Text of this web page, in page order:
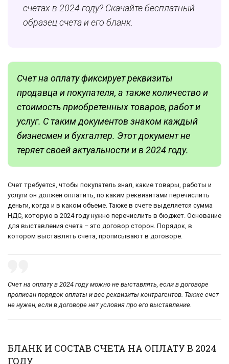
счетах в 2024 году? Скачайте бесплатный
образец счета и его бланк.
Счет на оплату фиксирует реквизиты
продавца и покупателя, а также количество и
стоимость приобретенных товаров, работ и
услуг. С таким документов знаком каждый
бизнесмен и бухгалтер. Этот документ не
теряет своей актуальности и в 2024 году.
Счет требуется, чтобы покупатель знал, какие товары, работы и
услуги он должен оплатить, по каким реквизитами перечислить
деньги, когда и в каком объеме. Также в счете выделяется сумма
НДС, которую в 2024 году нужно перечислить в бюджет. Основание
для выставления счета – это договор сторон. Порядок, в
котором выставлять счета, прописывают в договоре.
Счет на оплату в 2024 году можно не выставлять, если в договоре
прописан порядок оплаты и все реквизиты контрагентов. Также счет
не нужен, если в договоре нет условия про его выставление.
БЛАНК И СОСТАВ СЧЕТА НА ОПЛАТУ В 2024
ГОДУ